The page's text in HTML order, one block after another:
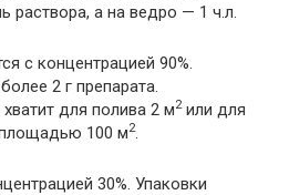
раствора, а на ведро — 1 ч.л.
с концентрацией 90%.
2 г препарата.
для полива 2 м2или для
площадью 100 м2.
30%. Упаковки